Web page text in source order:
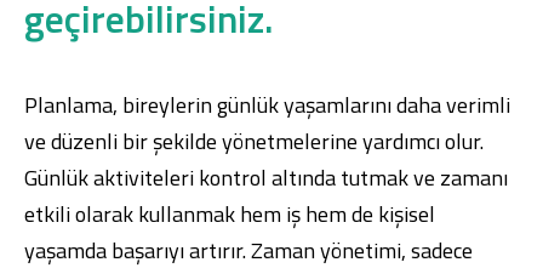
geçirebilirsiniz.
Planlama, bireylerin günlük yaşamlarını daha verimli
ve düzenli bir şekilde yönetmelerine yardımcı olur.
Günlük aktiviteleri kontrol altında tutmak ve zamanı
etkili olarak kullanmak hem iş hem de kişisel
yaşamda başarıyı artırır. Zaman yönetimi, sadece